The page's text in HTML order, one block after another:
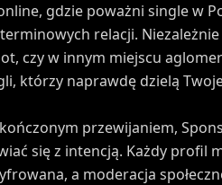
gdzie poważni single w
relacji.
czy w innym miejscu
którzy naprawdę dzielą
przewijaniem,
się z intencją. Każdy profil
a moderacja